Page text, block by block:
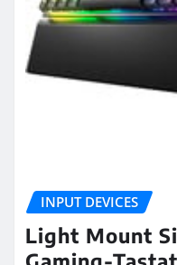
INPUT DEVICES
Light Mount